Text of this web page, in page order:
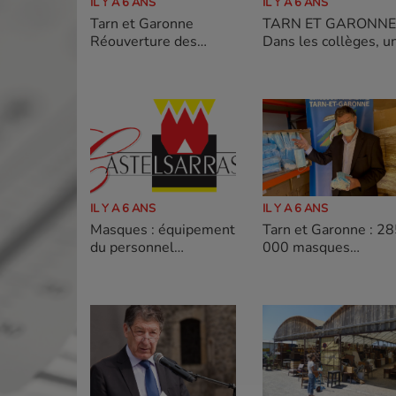
Tarn et Garonne
Réouverture des
Préfet et du Président
Astruc à Ingres
TARN ET
Dans les collèges,
surveillée
IL Y A 6 ANS
Masques : équipement
du personnel
IL Y A 6 ANS
Tarn et Garonne :
000 masques
départemental, dont
170 000 reçus
le début de la crise